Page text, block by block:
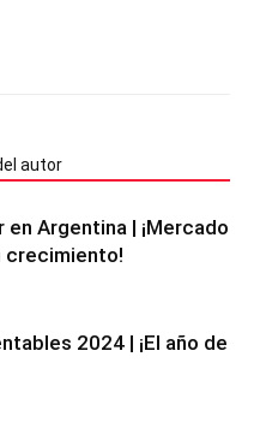
autor
en Argentina | ¡Mercado
crecimiento!
2024 | ¡El año de